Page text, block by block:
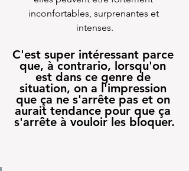
inconfortables, surprenantes et
intenses.
C'est super intéressant parce
que, à contrario, lorsqu'on
est dans ce genre de
situation, on a l'impression
que ça ne s'arrête pas et on
aurait tendance pour que ça
s'arrête à vouloir les bloquer.